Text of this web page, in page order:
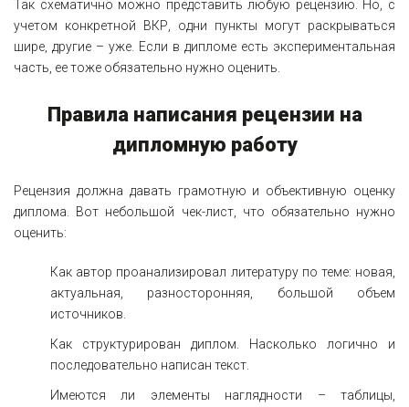
Так схематично можно представить любую рецензию. Но, с
учетом конкретной ВКР, одни пункты могут раскрываться
шире, другие – уже. Если в дипломе есть экспериментальная
часть, ее тоже обязательно нужно оценить.
Правила написания рецензии на
дипломную работу
Рецензия должна давать грамотную и объективную оценку
диплома. Вот небольшой чек-лист, что обязательно нужно
оценить:
Как автор проанализировал литературу по теме: новая,
актуальная, разносторонняя, большой объем
источников.
Как структурирован диплом. Насколько логично и
последовательно написан текст.
Имеются ли элементы наглядности – таблицы,